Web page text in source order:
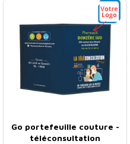
Go portefeuille couture -
téléconsultation